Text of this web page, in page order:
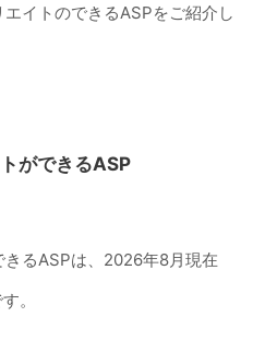
イトのできるASPをご紹介し
ができるASP
るASPは、2026年8月現在
。